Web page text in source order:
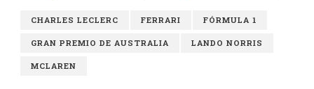
CHARLES LECLERC FERRARI FÓRMULA 1
GRAN PREMIO DE AUSTRALIA LANDO NORRIS
MCLAREN